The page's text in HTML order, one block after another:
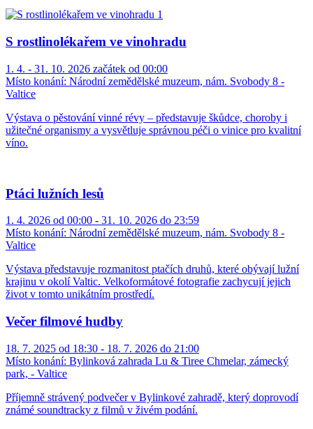
S rostlinolékařem ve vinohradu
1. 4. - 31. 10. 2026 začátek od 00:00
Místo konání: Národní zemědělské muzeum, nám. Svobody 8 -
Valtice
Výstava o pěstování vinné révy – představuje škůdce, choroby i
užitečné organismy a vysvětluje správnou péči o vinice pro kvalitní
víno.
Ptáci lužních lesů
1. 4. 2026 od 00:00 - 31. 10. 2026 do 23:59
Místo konání: Národní zemědělské muzeum, nám. Svobody 8 -
Valtice
Výstava představuje rozmanitost ptačích druhů, které obývají lužní
krajinu v okolí Valtic. Velkoformátové fotografie zachycují jejich
život v tomto unikátním prostředí.
Večer filmové hudby
18. 7. 2025 od 18:30 - 18. 7. 2026 do 21:00
Místo konání: Bylinková zahrada Lu & Tiree Chmelar, zámecký
park, - Valtice
Příjemně strávený podvečer v Bylinkové zahradě, který doprovodí
známé soundtracky z filmů v živém podání.